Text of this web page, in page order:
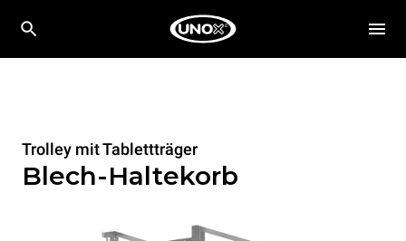
Trolley mit Tablettträger
Blech-Haltekorb